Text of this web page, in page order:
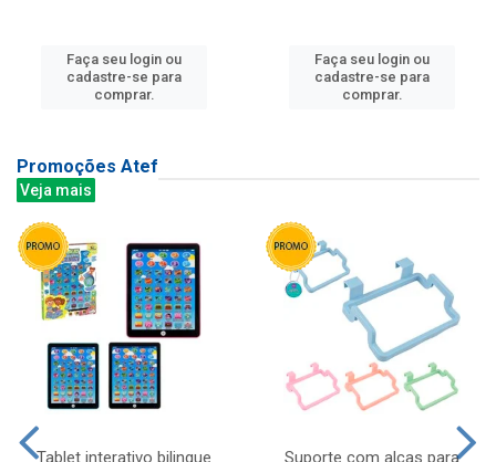
Faça seu login ou
cadastre-se para
comprar.
Faça seu login ou
cadastre-se para
comprar.
Promoções Atef
Veja mais
Tablet interativo bilingue
Suporte com alcas para